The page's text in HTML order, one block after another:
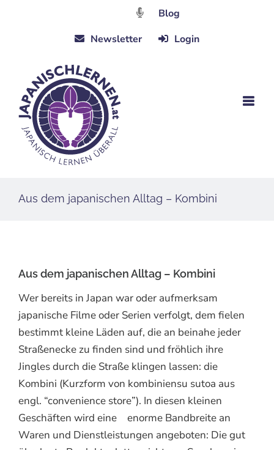
Blog
Newsletter
Login
Aus dem japanischen Alltag – Kombini
Aus dem japanischen Alltag – Kombini
Wer bereits in Japan war oder aufmerksam
japanische Filme oder Serien verfolgt, dem fielen
bestimmt kleine Läden auf, die an beinahe jeder
Straßenecke zu finden sind und fröhlich ihre
Jingles durch die Straße klingen lassen: die
Kombini (Kurzform von kombiniensu sutoa aus
engl. “convenience store”). In diesen kleinen
Geschäften wird eine enorme Bandbreite an
Waren und Dienstleistungen angeboten: Die gut